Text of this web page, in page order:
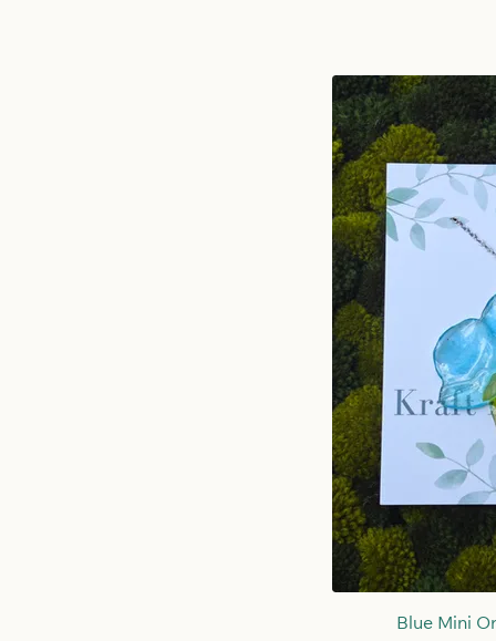
Blue Mini